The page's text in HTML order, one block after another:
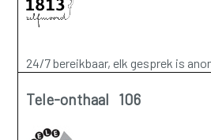
24/7 bereikbaar, elk gesprek is
Tele-onthaal 106